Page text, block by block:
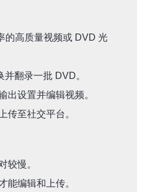
的高质量视频或 DVD 光
翻录一批 DVD。
出设置并编辑视频。
传至社交平台。
较慢。
能编辑和上传。